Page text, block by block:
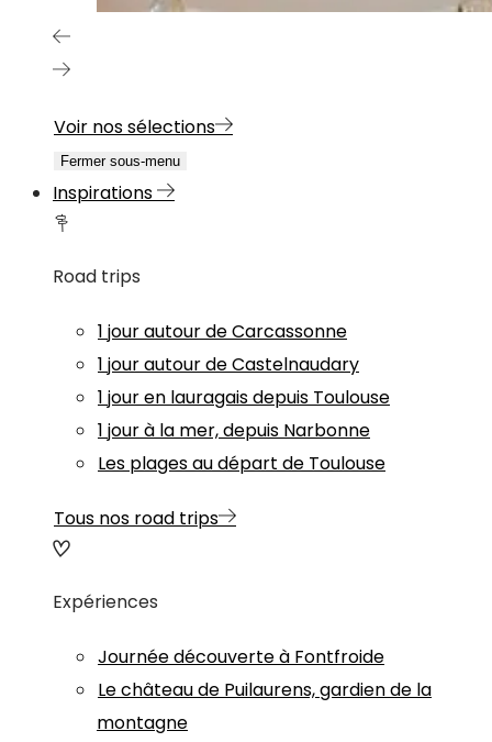
Voir nos sélections
Fermer sous-menu
Inspirations
Road trips
1 jour autour de Carcassonne
1 jour autour de Castelnaudary
1 jour en lauragais depuis Toulouse
1 jour à la mer, depuis Narbonne
Les plages au départ de Toulouse
Tous nos road trips
Expériences
Journée découverte à Fontfroide
Le château de Puilaurens, gardien de la
montagne